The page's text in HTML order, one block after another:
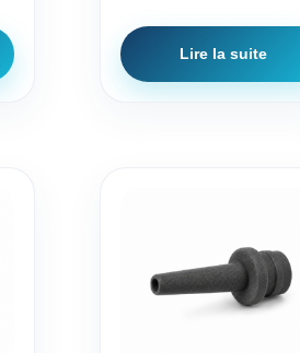
Lire la suite